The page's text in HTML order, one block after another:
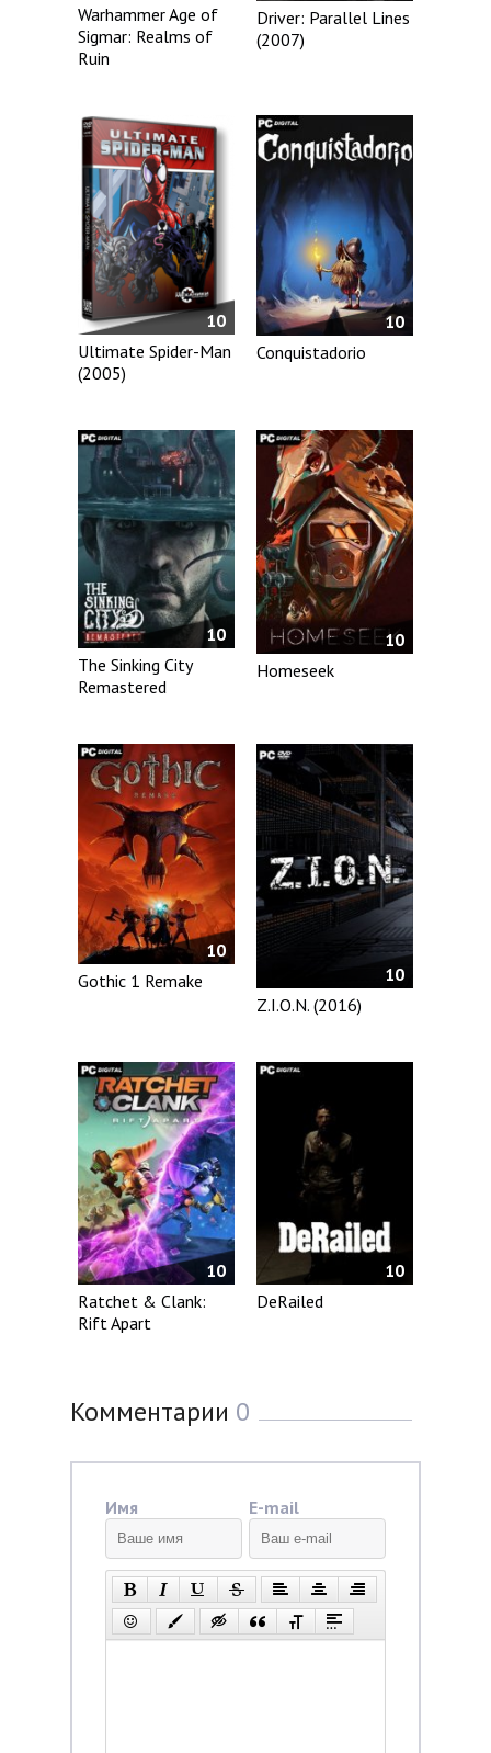
Warhammer Age of
Sigmar: Realms of
Ruin
Driver: Parallel Lines
(2007)
10
Ultimate Spider-Man
(2005)
10
Conquistadorio
10
The Sinking City
Remastered
10
Homeseek
10
Gothic 1 Remake
10
Z.I.O.N. (2016)
10
Ratchet & Clank:
Rift Apart
10
DeRailed
Комментарии 0
Имя E-mail